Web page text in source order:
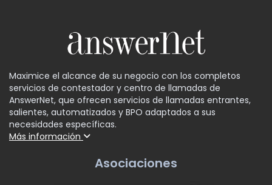
Maximice el alcance de su negocio con los completos
servicios de contestador y centro de llamadas de
AnswerNet, que ofrecen servicios de llamadas entrantes,
salientes, automatizados y BPO adaptados a sus
necesidades específicas.
Más información
Asociaciones